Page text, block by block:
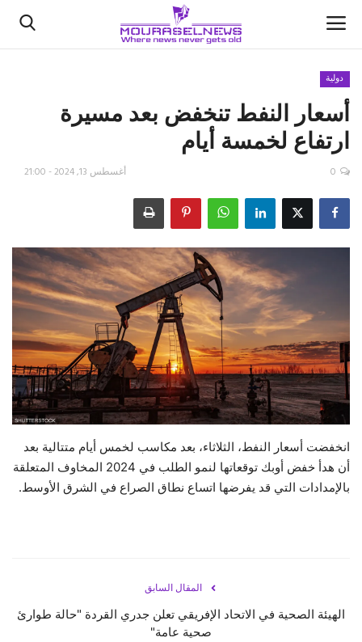
الأخبار
كتّابنا
اقتصاد
علوم وتكنولوجيا
رياضة
فيديو
حياة
دولية
أسعار النفط تنخفض بعد مسيرة
ارتفاع لخمسة أيام
أغسطس 13, 2024 - 21:00 0
انخفضت أسعار النفط، الثلاثاء، بعد مكاسب لخمس أيام متتالية بعد
أن هدأ خفض أوبك توقعاتها لنمو الطلب في 2024 المخاوف المتعلقة
بالإمدادات التي قد يفرضها اتساع نطاق الصراع في الشرق الأوسط.
المقال السابق
الهيئة الصحية في الاتحاد الإفريقي تعلن جدري القردة "حالة طوارئ
صحية عامة"